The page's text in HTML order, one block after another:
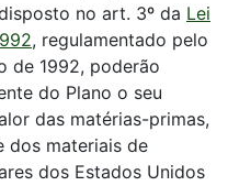
no art. 3º da Lei
, regulamentado pelo
de 1992, poderão
do Plano o seu
das matérias-primas,
dos materiais de
dos Estados Unidos